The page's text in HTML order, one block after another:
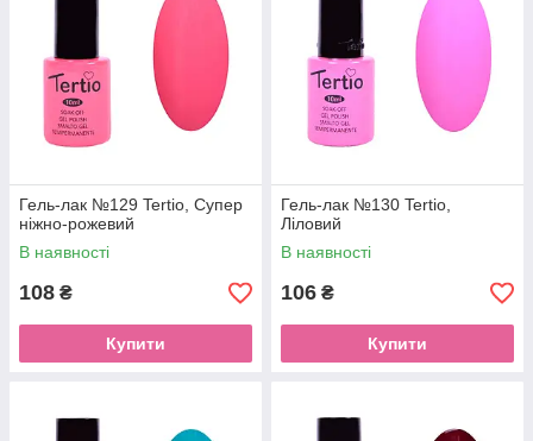
Гель-лак №129 Tertio, Супер
ніжно-рожевий
В наявності
108 ₴
Купити
Гель-лак №130 Tertio,
Ліловий
В наявності
106 ₴
Купити